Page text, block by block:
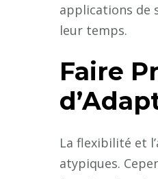
applications de
leur temps.
Faire
La flexibilité et
atypiques.